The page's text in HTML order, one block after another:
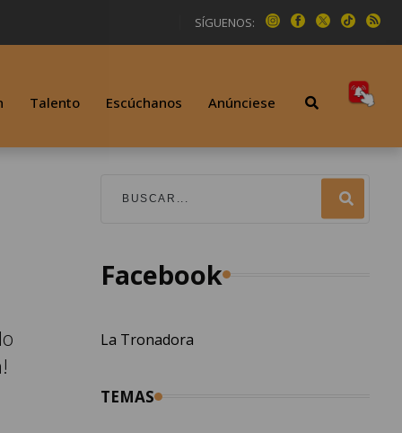
SÍGUENOS:
Talento Escúchanos Anúnciese
Facebook
La Tronadora
TEMAS